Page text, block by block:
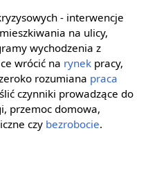
- interwencje
na ulicy,
wychodzenia z
wrócić na rynek pracy,
rozumiana praca
czynniki prowadzące do
przemoc domowa,
czy bezrobocie.